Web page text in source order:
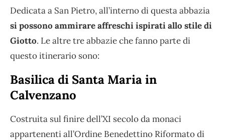
Dedicata a San Pietro, all’interno di questa abbazia
si possono ammirare affreschi ispirati allo stile di
Giotto. Le altre tre abbazie che fanno parte di
questo itinerario sono:
Basilica di Santa Maria in
Calvenzano
Costruita sul finire dell’XI secolo da monaci
appartenenti all’Ordine Benedettino Riformato di